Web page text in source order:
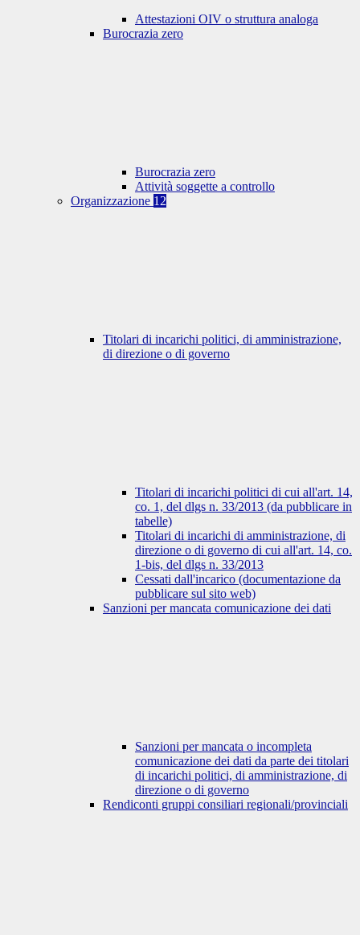
Attestazioni OIV o struttura analoga
Burocrazia zero
Burocrazia zero
Attività soggette a controllo
Organizzazione 12
Titolari di incarichi politici, di amministrazione,
di direzione o di governo
Titolari di incarichi politici di cui all'art. 14,
co. 1, del dlgs n. 33/2013 (da pubblicare in
tabelle)
Titolari di incarichi di amministrazione, di
direzione o di governo di cui all'art. 14, co.
1-bis, del dlgs n. 33/2013
Cessati dall'incarico (documentazione da
pubblicare sul sito web)
Sanzioni per mancata comunicazione dei dati
Sanzioni per mancata o incompleta
comunicazione dei dati da parte dei titolari
di incarichi politici, di amministrazione, di
direzione o di governo
Rendiconti gruppi consiliari regionali/provinciali